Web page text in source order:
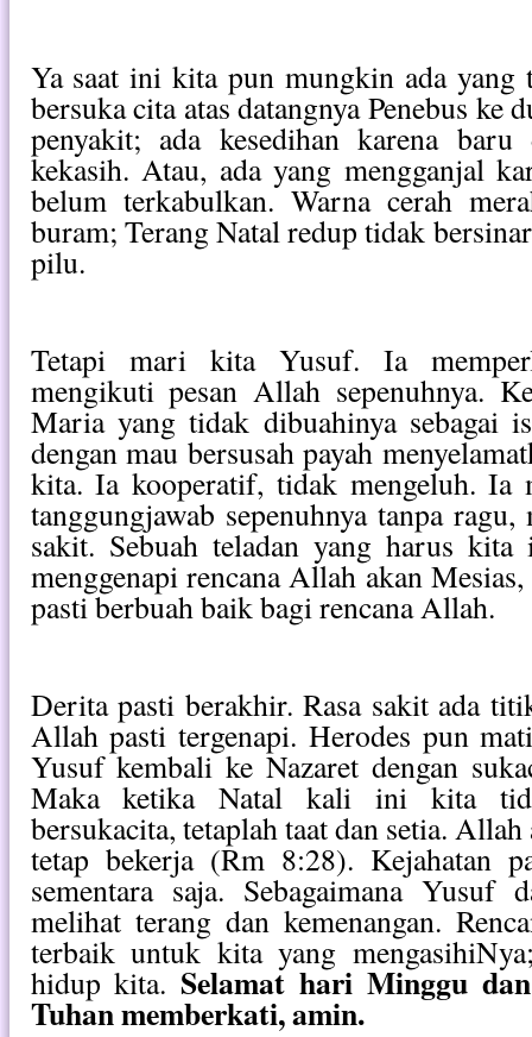
Ya saat ini kita pun mungkin ada yang
bersuka cita atas datangnya Penebus ke
penyakit; ada kesedihan karena
kekasih. Atau, ada yang mengganjal
belum terkabulkan. Warna cerah
buram; Terang Natal redup tidak
pilu.
Tetapi mari kita Yusuf. Ia
mengikuti pesan Allah sepenuhnya.
Maria yang tidak dibuahinya sebagai
dengan mau bersusah payah
kita. Ia kooperatif, tidak mengeluh. Ia
tanggungjawab sepenuhnya tanpa
sakit. Sebuah teladan yang harus
menggenapi rencana Allah akan
pasti berbuah baik bagi rencana Allah.
Derita pasti berakhir. Rasa sakit ada
Allah pasti tergenapi. Herodes pun
Yusuf kembali ke Nazaret dengan
Maka ketika Natal kali ini kita
bersukacita, tetaplah taat dan setia.
tetap bekerja (Rm 8:28). Kejahatan
sementara saja. Sebagaimana
melihat terang dan kemenangan.
terbaik untuk kita yang
hidup kita.Selamat hari Minggu
Tuhan memberkati, amin.